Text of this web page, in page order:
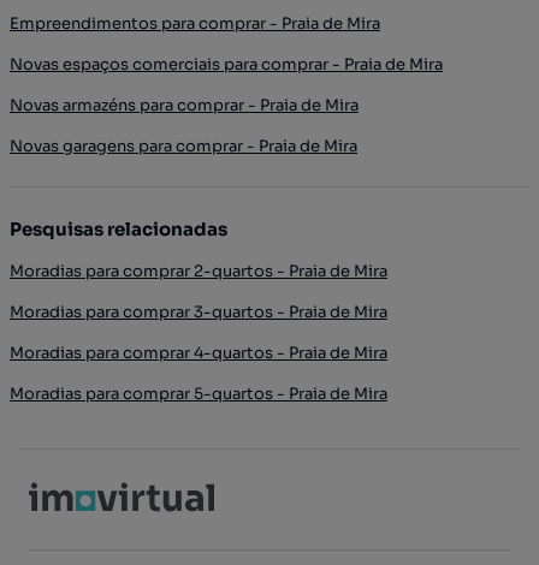
Empreendimentos para comprar - Praia de Mira
Novas espaços comerciais para comprar - Praia de Mira
Novas armazéns para comprar - Praia de Mira
Novas garagens para comprar - Praia de Mira
Pesquisas relacionadas
Moradias para comprar 2-quartos - Praia de Mira
Moradias para comprar 3-quartos - Praia de Mira
Moradias para comprar 4-quartos - Praia de Mira
Moradias para comprar 5-quartos - Praia de Mira